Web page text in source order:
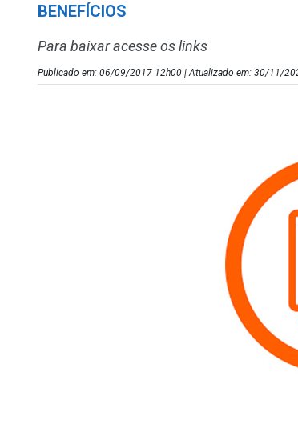
BENEFÍCIOS
Para baixar acesse os links
Publicado em: 06/09/2017 12h00 | Atualizado em: 30/11/